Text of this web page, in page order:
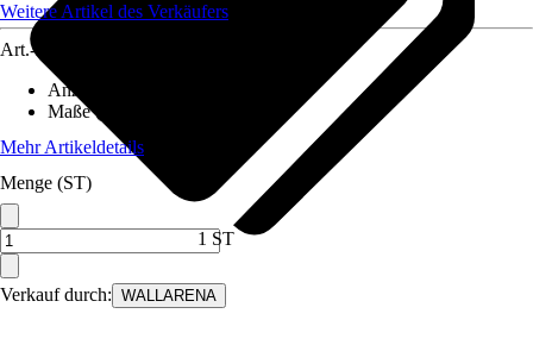
Verkauf durch: WALLARENA
Weitere Artikel des Verkäufers
Art.-Nr.
Anzahl der Teile
Maße (BxH)
Mehr Artikeldetails
Menge (ST)
1 ST